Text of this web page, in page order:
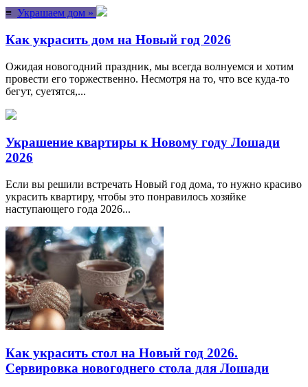
≡ Украшаем дом »
Как украсить дом на Новый год 2026
Ожидая новогодний праздник, мы всегда волнуемся и хотим
провести его торжественно. Несмотря на то, что все куда-то
бегут, суетятся,...
Украшение квартиры к Новому году Лошади
2026
Если вы решили встречать Новый год дома, то нужно красиво
украсить квартиру, чтобы это понравилось хозяйке
наступающего года 2026...
Как украсить стол на Новый год 2026.
Сервировка новогоднего стола для Лошади